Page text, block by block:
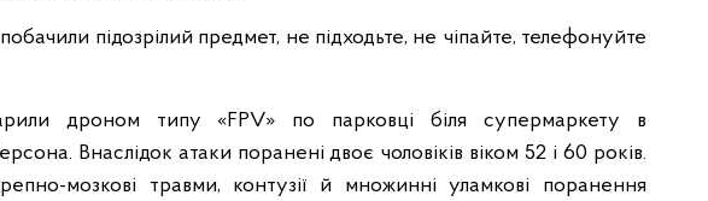
підозрілий предмет, не підходьте, не чіпайте, телефонуйте
дроном типу «FPV» по парковці біля супермаркету в
Внаслідок атаки поранені двоє чоловіків віком 52 і 60 років.
мозкові травми, контузії й множинні уламкові поранення